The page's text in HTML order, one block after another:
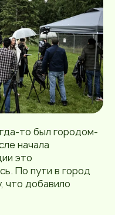
то был городом-
начала
это
По пути в город
что добавило